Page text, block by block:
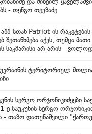
- თენგო თევზაძე
აშშ-სთან Patriot-ის
შეთანხმება აქვს, თუმცა
საკმარისი არ არის -
ტერიტორიულ
სერგო ორჯონიკიძეები
ე საუკუნის სერგო
- თაზო დათუნაშვილი